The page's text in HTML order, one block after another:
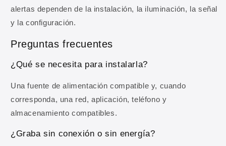
alertas dependen de la instalación, la iluminación, la señal
y la configuración.
Preguntas frecuentes
¿Qué se necesita para instalarla?
Una fuente de alimentación compatible y, cuando
corresponda, una red, aplicación, teléfono y
almacenamiento compatibles.
¿Graba sin conexión o sin energía?
Ingresa tu correo para obtener 10% de
descuento en tu primera compra, además de
Al registrarte aceptas recibir comunicaciones comerciales y